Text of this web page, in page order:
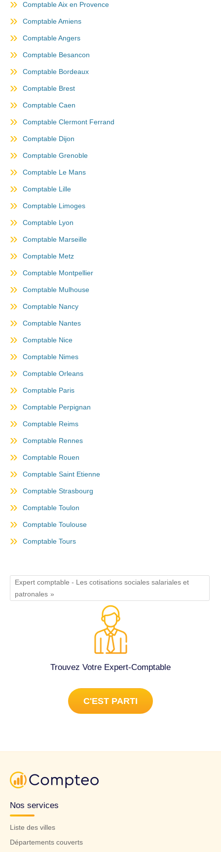
Comptable Aix en Provence
Comptable Amiens
Comptable Angers
Comptable Besancon
Comptable Bordeaux
Comptable Brest
Comptable Caen
Comptable Clermont Ferrand
Comptable Dijon
Comptable Grenoble
Comptable Le Mans
Comptable Lille
Comptable Limoges
Comptable Lyon
Comptable Marseille
Comptable Metz
Comptable Montpellier
Comptable Mulhouse
Comptable Nancy
Comptable Nantes
Comptable Nice
Comptable Nimes
Comptable Orleans
Comptable Paris
Comptable Perpignan
Comptable Reims
Comptable Rennes
Comptable Rouen
Comptable Saint Etienne
Comptable Strasbourg
Comptable Toulon
Comptable Toulouse
Comptable Tours
Expert comptable - Les cotisations sociales salariales et
patronales
Trouvez Votre Expert-Comptable
C'EST PARTI
Nos services
Liste des villes
Départements couverts